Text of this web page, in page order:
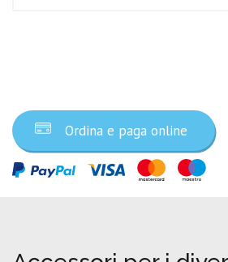
Ordina e paga online